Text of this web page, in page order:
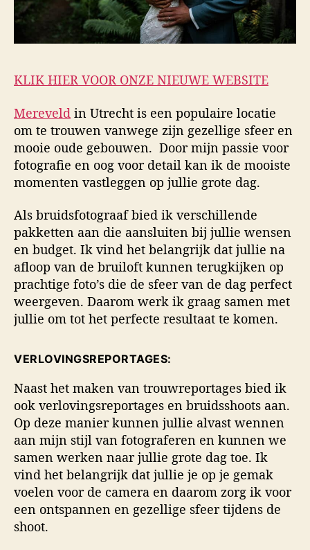
KLIK HIER VOOR ONZE NIEUWE WEBSITE
Mereveld in Utrecht is een populaire locatie
om te trouwen vanwege zijn gezellige sfeer en
mooie oude gebouwen. Door mijn passie voor
fotografie en oog voor detail kan ik de mooiste
momenten vastleggen op jullie grote dag.
Als bruidsfotograaf bied ik verschillende
pakketten aan die aansluiten bij jullie wensen
en budget. Ik vind het belangrijk dat jullie na
afloop van de bruiloft kunnen terugkijken op
prachtige foto’s die de sfeer van de dag perfect
weergeven. Daarom werk ik graag samen met
jullie om tot het perfecte resultaat te komen.
VERLOVINGSREPORTAGES:
Naast het maken van trouwreportages bied ik
ook verlovingsreportages en bruidsshoots aan.
Op deze manier kunnen jullie alvast wennen
aan mijn stijl van fotograferen en kunnen we
samen werken naar jullie grote dag toe. Ik
vind het belangrijk dat jullie je op je gemak
voelen voor de camera en daarom zorg ik voor
een ontspannen en gezellige sfeer tijdens de
shoot.